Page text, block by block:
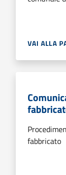
VAI ALLA
fabbricato